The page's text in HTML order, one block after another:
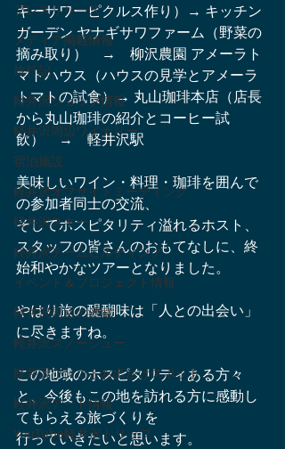
プレスリリース
メディア掲載情報
旅行記
軽井沢ショップ情報
軽井沢周辺ワイナリー
宿泊施設
軽井沢オフサイトミーティング
軽井沢スキー
軽井沢チームビルディング
イベント＆プロジェクト情報
軽井沢周辺の酒蔵
軽井沢スノーシュー
軽井沢ワンコとお出かけスポット
軽井沢アート情報
YouTube軽井沢トリップ
キーサワーピクルス作り）→ キッチン
ガーデン ヤナギサワファーム（野菜の
摘み取り）　→　柳沢農園 アメーラト
マトハウス（ハウスの見学とアメーラ
トマトの試食）→ 丸山珈琲本店（店長
から丸山珈琲の紹介とコーヒー試
飲）　→　軽井沢駅
美味しいワイン・料理・珈琲を囲んで
の参加者同士の交流、
そしてホスピタリティ溢れるホスト、
スタッフの皆さんのおもてなしに、終
始和やかなツアーとなりました。
やはり旅の醍醐味は「人との出会い」
に尽きますね。
この地域のホスピタリティある方々
と、今後もこの地を訪れる方に感動し
てもらえる旅づくりを
行っていきたいと思います。